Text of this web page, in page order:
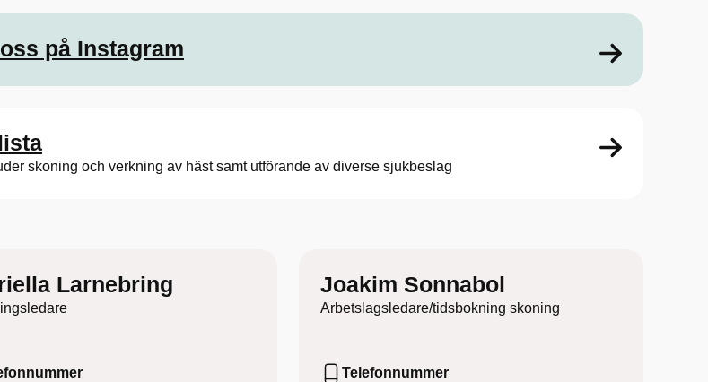
på Instagram
skoning och verkning av häst samt utförande av diverse sjukbeslag
Larnebring Joakim Sonnabol
Arbetslagsledare/tidsbokning skoning
Telefonnummer